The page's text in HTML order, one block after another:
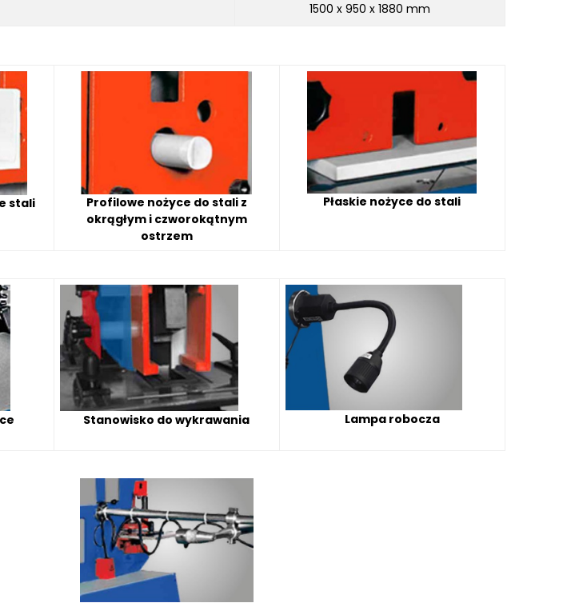
1500 x 950 x 1880 mm
stali
Profilowe nożyce do stali z
okrągłym i czworokątnym
ostrzem
Płaskie nożyce do stali
Stanowisko do wykrawania Lampa robocza